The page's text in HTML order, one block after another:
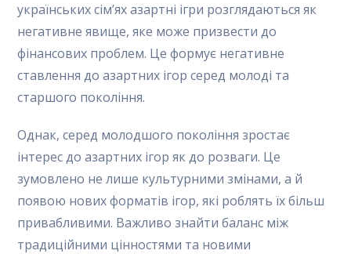
українських сім’ях азартні ігри розглядаються як
негативне явище, яке може призвести до
фінансових проблем. Це формує негативне
ставлення до азартних ігор серед молоді та
старшого покоління.
Однак, серед молодшого покоління зростає
інтерес до азартних ігор як до розваги. Це
зумовлено не лише культурними змінами, а й
появою нових форматів ігор, які роблять їх більш
привабливими. Важливо знайти баланс між
традиційними цінностями та новими